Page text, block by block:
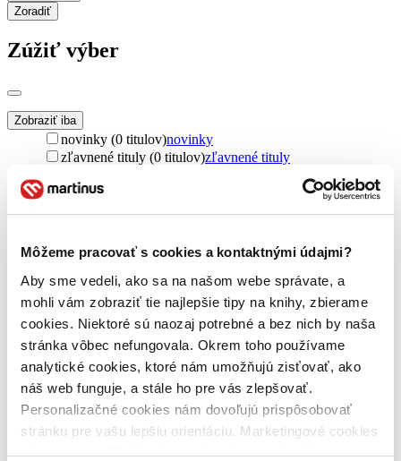
Môžeme pracovať s cookies a kontaktnými údajmi?
Aby sme vedeli, ako sa na našom webe správate, a
mohli vám zobraziť tie najlepšie tipy na knihy, zbierame
cookies. Niektoré sú naozaj potrebné a bez nich by naša
stránka vôbec nefungovala. Okrem toho používame
analytické cookies, ktoré nám umožňujú zisťovať, ako
náš web funguje, a stále ho pre vás zlepšovať.
Personalizačné cookies nám dovoľujú prispôsobovať
stránku pre vašu lepšiu orientáciu. Marketingové cookies
nám zas umožňujú zobrazenie relevantnej reklamy.
Zoradiť
Zúžiť výber
Zobraziť iba
novinky (0 titulov)novinky
zľavnené tituly (0 titulov)zľavnené tituly
Dostupnosť
pripravujeme (0 titulov)
pripravujeme
dostupná (bez vypredaných) (0 titulov)dostupná (bez
vypredaných)
Nové / čítané
nová (0 titulov)nová
čítaná (0 titulov)čítaná
čítaná - výborný stav (0 titulov)čítaná - výborný stav
čítaná - mierne opotrebovaná (0 titulov)čítaná - mierne
opotrebovaná
čítané verzie vypredaných kníh (0 titulov)čítané verzie
vypredaných kníh